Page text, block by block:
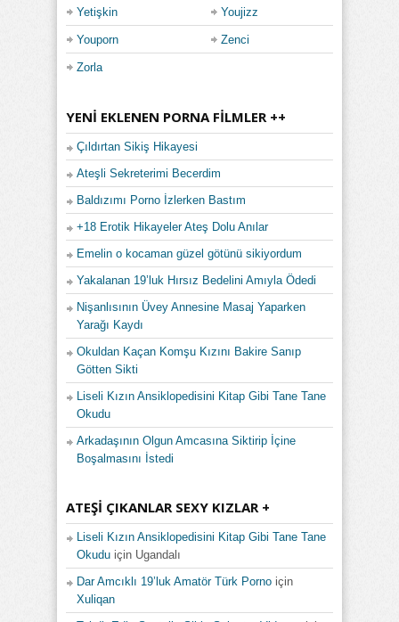
Yetişkin Youjizz
Youporn Zenci
Zorla
YENI EKLENEN PORNA FILMLER ++
Çıldırtan Sikiş Hikayesi
Ateşli Sekreterimi Becerdim
Baldızımı Porno İzlerken Bastım
+18 Erotik Hikayeler Ateş Dolu Anılar
Emelin o kocaman güzel götünü sikiyordum
Yakalanan 19’luk Hırsız Bedelini Amıyla Ödedi
Nişanlısının Üvey Annesine Masaj Yaparken
Yarağı Kaydı
Okuldan Kaçan Komşu Kızını Bakire Sanıp
Götten Sikti
Liseli Kızın Ansiklopedisini Kitap Gibi Tane Tane
Okudu
Arkadaşının Olgun Amcasına Siktirip İçine
Boşalmasını İstedi
ATEŞI ÇIKANLAR SEXY KIZLAR +
Liseli Kızın Ansiklopedisini Kitap Gibi Tane Tane
Okudu için Ugandalı
Dar Amcıklı 19’luk Amatör Türk Porno için
Xuliqan